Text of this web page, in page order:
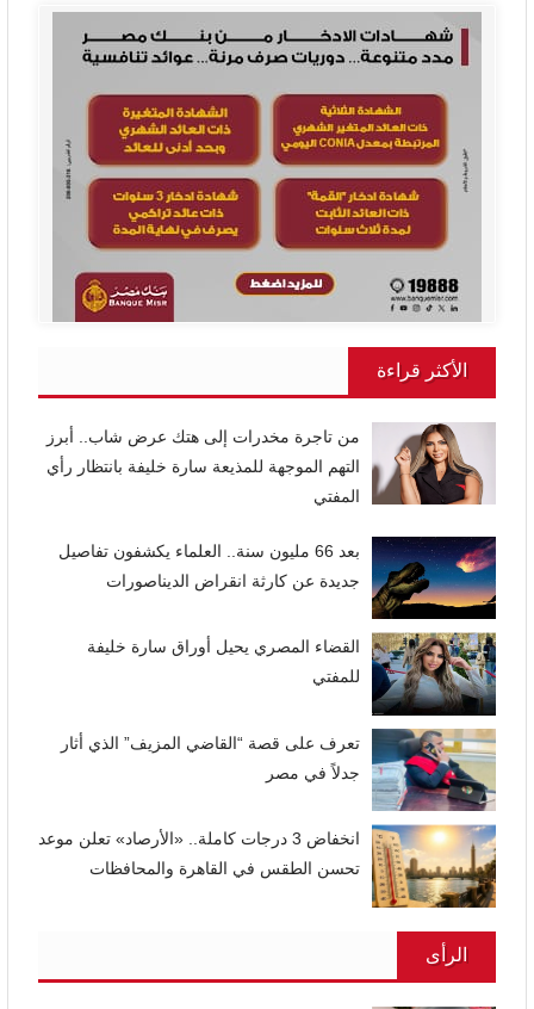
الأكثر قراءة
من تاجرة مخدرات إلى هتك عرض شاب.. أبرز
التهم الموجهة للمذيعة سارة خليفة بانتظار رأي
المفتي
بعد 66 مليون سنة.. العلماء يكشفون تفاصيل
جديدة عن كارثة انقراض الديناصورات
القضاء المصري يحيل أوراق سارة خليفة
للمفتي
تعرف على قصة “القاضي المزيف” الذي أثار
جدلاً في مصر
انخفاض 3 درجات كاملة.. «الأرصاد» تعلن موعد
تحسن الطقس في القاهرة والمحافظات
الرأى